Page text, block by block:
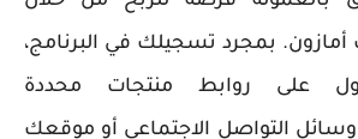
أمازون. بمجرد تسجيلك في البرنامج،
على روابط منتجات محددة
التواصل الاجتماعي أو موقعك